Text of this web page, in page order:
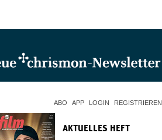
ABO APP LOGIN REGISTRIEREN
AKTUELLES HEFT